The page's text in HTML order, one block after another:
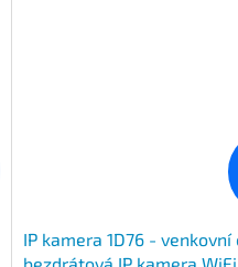
IP kamera 1D76 - venkovní